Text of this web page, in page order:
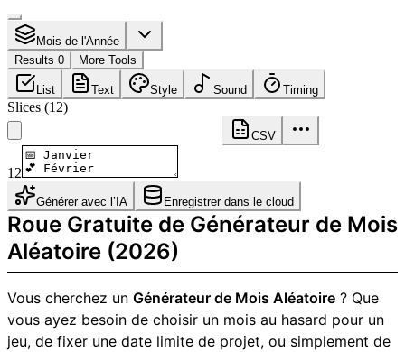
Mois de l'Année
Results 0
More Tools
List Text Style Sound Timing
Slices (12)
CSV
12
Générer avec l’IA Enregistrer dans le cloud
Roue Gratuite de Générateur de Mois
Aléatoire (2026)
Vous cherchez un Générateur de Mois Aléatoire ? Que
vous ayez besoin de choisir un mois au hasard pour un
jeu, de fixer une date limite de projet, ou simplement de